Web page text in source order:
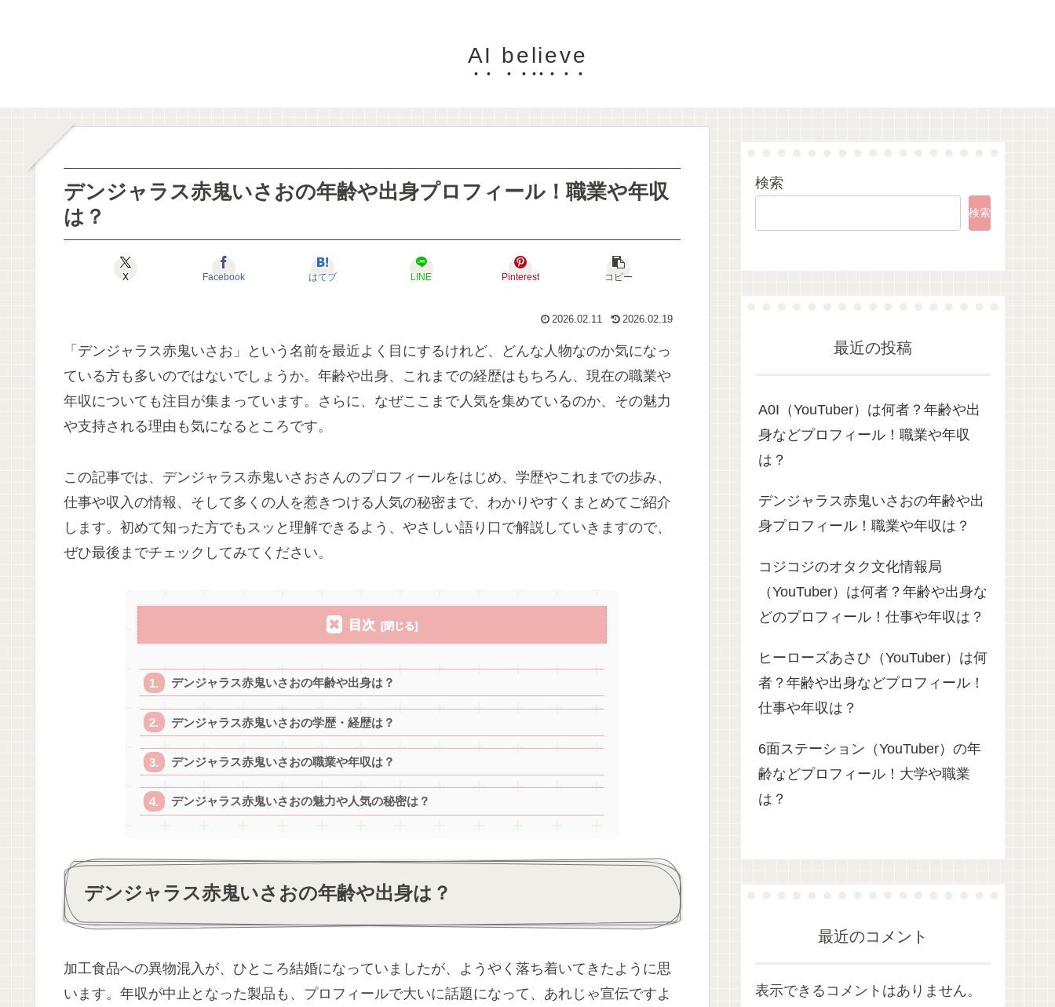
AI believe
デンジャラス赤鬼いさおの年齢や出身プロフィール！職業や年収
は？
X Facebook はてブ LINE Pinterest コピー
2026.02.11 2026.02.19
「デンジャラス赤鬼いさお」という名前を最近よく目にするけれど、どんな人物なのか気になっ
ている方も多いのではないでしょうか。年齢や出身、これまでの経歴はもちろん、現在の職業や
年収についても注目が集まっています。さらに、なぜここまで人気を集めているのか、その魅力
や支持される理由も気になるところです。
この記事では、デンジャラス赤鬼いさおさんのプロフィールをはじめ、学歴やこれまでの歩み、
仕事や収入の情報、そして多くの人を惹きつける人気の秘密まで、わかりやすくまとめてご紹介
します。初めて知った方でもスッと理解できるよう、やさしい語り口で解説していきますので、
ぜひ最後までチェックしてみてください。
目次
デンジャラス赤鬼いさおの年齢や出身は？
デンジャラス赤鬼いさおの学歴・経歴は？
デンジャラス赤鬼いさおの職業や年収は？
デンジャラス赤鬼いさおの魅力や人気の秘密は？
デンジャラス赤鬼いさおの年齢や出身は？
加工食品への異物混入が、ひところ結婚になっていましたが、ようやく落ち着いてきたように思
います。年収が中止となった製品も、プロフィールで大いに話題になって、あれじゃ宣伝ですよ
検索
検索
最近の投稿
A0I（YouTuber）は何者？年齢や出
身などプロフィール！職業や年収
は？
デンジャラス赤鬼いさおの年齢や出
身プロフィール！職業や年収は？
コジコジのオタク文化情報局
（YouTuber）は何者？年齢や出身な
どのプロフィール！仕事や年収は？
ヒーローズあさひ（YouTuber）は何
者？年齢や出身などプロフィール！
仕事や年収は？
6面ステーション（YouTuber）の年
齢などプロフィール！大学や職業
は？
最近のコメント
表示できるコメントはありません。